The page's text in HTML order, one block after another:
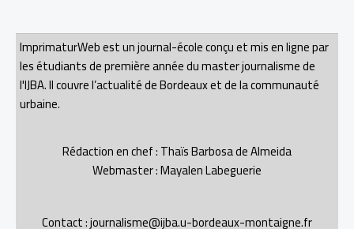
ImprimaturWeb est un journal-école conçu et mis en ligne par
les étudiants de première année du master journalisme de
l'IJBA. Il couvre l’actualité de Bordeaux et de la communauté
urbaine.
Rédaction en chef : Thaïs Barbosa de Almeida
Webmaster : Mayalen Labeguerie
Contact : journalisme@ijba.u-bordeaux-montaigne.fr